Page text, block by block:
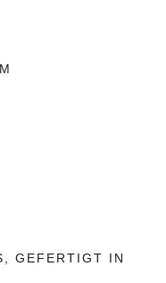
GEFERTIGT IN